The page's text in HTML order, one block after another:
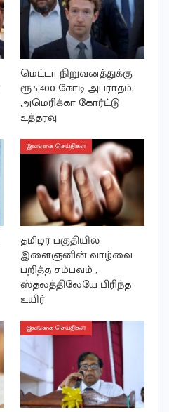
மெட்டா நிறுவனத்துக்கு
ரூ.5,400 கோடி அபராதம்;
அமெரிக்கா கோர்ட்டு
உத்தரவு
இலங்கை செய்திகள்
தமிழர் பகுதியில்
இளைஞனின் வாழ்வை
பறித்த சம்பவம் ;
ஸ்தலத்திலேயே பிரிந்த
உயிர்
இலங்கை செய்திகள்